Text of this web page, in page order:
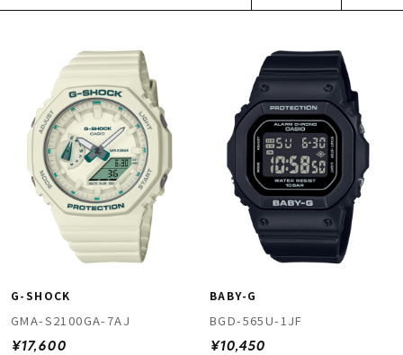
ムラサキスポーツ 公式アプリ
ポイント・クーポンもこのアプリで！
G-SHOCK
GMA-S2100GA-7AJ
¥17,600
BABY-G
BGD-565U-1JF
¥10,450